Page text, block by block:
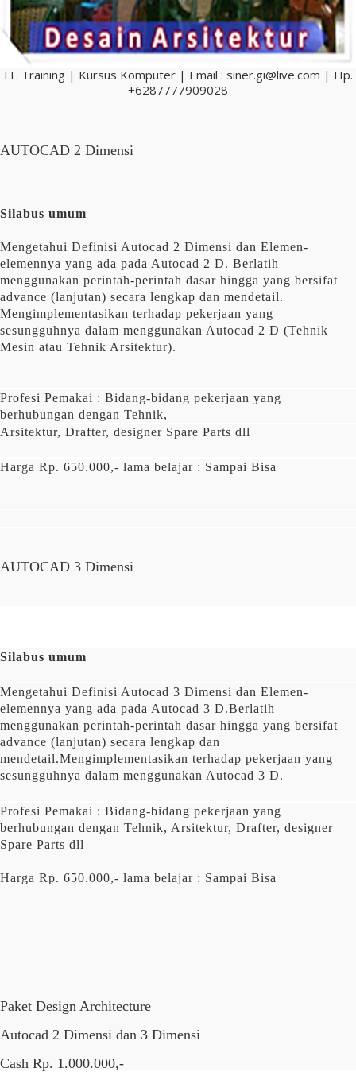
IT. Training | Kursus Komputer | Email : siner.gi@live.com | Hp.
+6287777909028
AUTOCAD 2 Dimensi
Silabus umum
Mengetahui Definisi Autocad 2 Dimensi dan Elemen-
elemennya yang ada pada Autocad 2 D. Berlatih
menggunakan perintah-perintah dasar hingga yang bersifat
advance (lanjutan) secara lengkap dan mendetail.
Mengimplementasikan terhadap pekerjaan yang
sesungguhnya dalam menggunakan Autocad 2 D (Tehnik
Mesin atau Tehnik Arsitektur).
Profesi Pemakai : Bidang-bidang pekerjaan yang
berhubungan dengan Tehnik,
Arsitektur, Drafter, designer Spare Parts dll
Harga Rp. 650.000,- lama belajar : Sampai Bisa
AUTOCAD 3 Dimensi
Silabus umum
Mengetahui Definisi Autocad 3 Dimensi dan Elemen-
elemennya yang ada pada Autocad 3 D.Berlatih
menggunakan perintah-perintah dasar hingga yang bersifat
advance (lanjutan) secara lengkap dan
mendetail.Mengimplementasikan terhadap pekerjaan yang
sesungguhnya dalam menggunakan Autocad 3 D.
Profesi Pemakai : Bidang-bidang pekerjaan yang
berhubungan dengan Tehnik, Arsitektur, Drafter, designer
Spare Parts dll
Harga Rp. 650.000,- lama belajar : Sampai Bisa
Paket Design Architecture
Autocad 2 Dimensi dan 3 Dimensi
Cash Rp. 1.000.000,-